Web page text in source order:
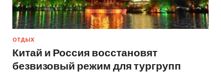
ОТДЫХ
Китай и Россия восстановят
безвизовый режим для тургрупп